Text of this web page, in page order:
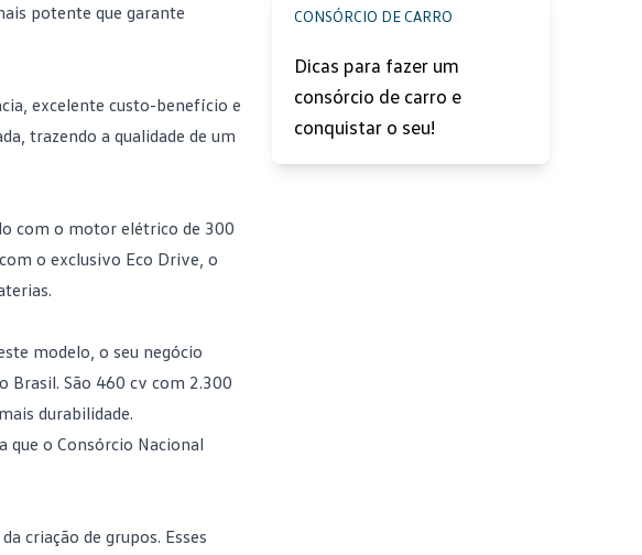
potente que garante
excelente custo-benefício e
trazendo a qualidade de um
com o motor elétrico de 300
o exclusivo Eco Drive, o
modelo, o seu negócio
Brasil. São 460 cv com 2.300
durabilidade.
que o Consórcio Nacional
criação de grupos. Esses
CONSÓRCIO DE CARRO
Dicas para fazer um
consórcio de carro e
conquistar o seu!